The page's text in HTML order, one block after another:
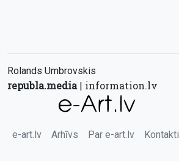
Rolands Umbrovskis
republa.media| information.lv
e-art.lv Arhīvs Par e-art.lv Kontakti